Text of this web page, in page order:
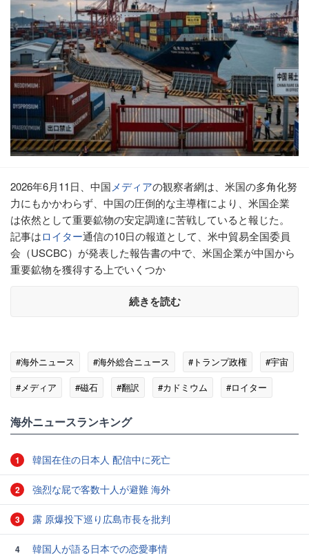
2026年6月11日、中国 メディアの観察者網は、米国の多角化努
力にもかかわらず、中国の圧倒的な主導権により、米国企業
は依然として重要鉱物の安定調達に苦戦していると報じた。
記事はロイター通信の10日の報道として、米中貿易全国委員
会（USCBC）が発表した報告書の中で、米国企業が中国から
重要鉱物を獲得する上でいくつか
続きを読む
#海外ニュース #海外総合ニュース #トランプ政権
#宇宙
#メディア
#磁石 #翻訳 #カドミウム
#ロイター
海外ニュースランキング
1 韓国在住の日本人 配信中に死亡
2 強烈な屁で客数十人が避難 海外
3 露 原爆投下巡り広島市長を批判
4 韓国人が語る日本での恋愛事情